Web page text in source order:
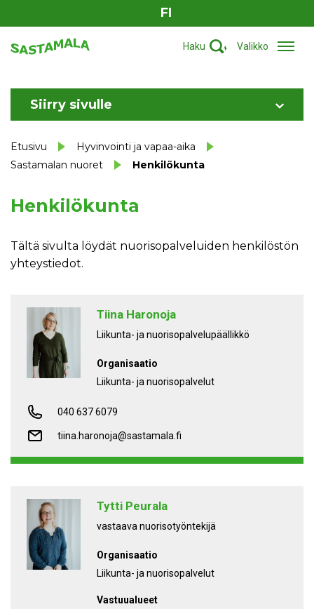
FI
Haku Valikko
Etusivu
Hyvinvointi ja vapaa-aika
Sastamalan nuoret
Henkilökunta
Siirry sivulle
Henkilökunta
Tältä sivulta löydät nuorisopalveluiden henkilöstön
yhteystiedot.
Tiina Haronoja
Liikunta- ja nuorisopalvelupäällikkö
Organisaatio
Liikunta- ja nuorisopalvelut
040 637 6079
tiina.haronoja@sastamala.fi
Tytti Peurala
vastaava nuorisotyöntekijä
Organisaatio
Liikunta- ja nuorisopalvelut
Vastuualueet